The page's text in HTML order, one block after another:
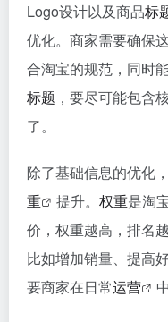
Logo设计以及商品标
优化。商家需要确保
合淘宝的规范，同时
标题 ，要尽可能包含
了。
除了基础信息的优化
重
提升。 权重是淘
价，权重越高，排名
比如增加销量、提高
要商家在日常运营